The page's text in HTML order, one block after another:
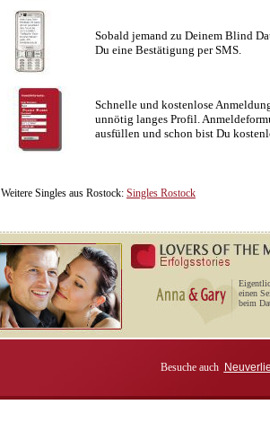
Sobald jemand zu Deinem Blind
Du eine Bestätigung per SMS.
Schnelle und kostenlose
unnötig langes Profil.
ausfüllen und schon bist Du
Weitere Singles aus Rostock: Singles Rostock
einen
beim
Besuche auch